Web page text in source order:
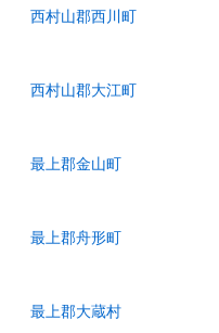
西村山郡西川町
西村山郡大江町
最上郡金山町
最上郡舟形町
最上郡大蔵村